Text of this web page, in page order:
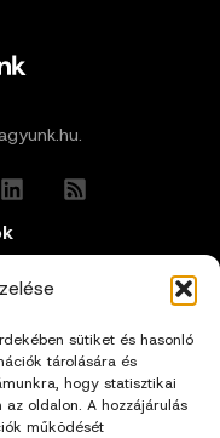
sütiket és hasonló
tárolására és
hogy statisztikai
oldalon. A hozzájárulás
működését
Feltételek